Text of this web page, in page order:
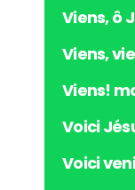
iViens, ô
Viens,
Viens!
Voici
Voici